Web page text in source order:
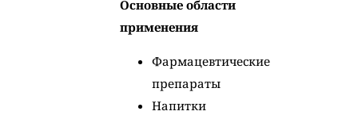
Основные области
применения
Фармацевтические
препараты
Напитки